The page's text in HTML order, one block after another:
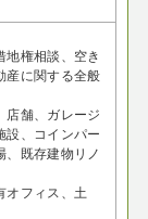
地権相談、空き
産に関する全般
店舗、ガレージ
設、コインパー
、既存建物リノ
オフィス、土